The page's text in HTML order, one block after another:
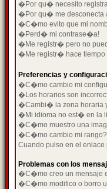
�Por qu� necesito
�Por qu� me desconecta
�C�mo evito que mi
�Perd� mi contrase�a!
�Me registr� pero no
�Me registr� hace tiempo
Preferencias y
�C�mo cambio mi
�Los horarios son
�Cambi� la zona horaria
�Mi idioma no est� en la
�C�mo muestro una
�C�mo cambio mi rango?
Cuando pulso en el
Problemas con los
�C�mo creo un mensaje
�C�mo modifico o borro